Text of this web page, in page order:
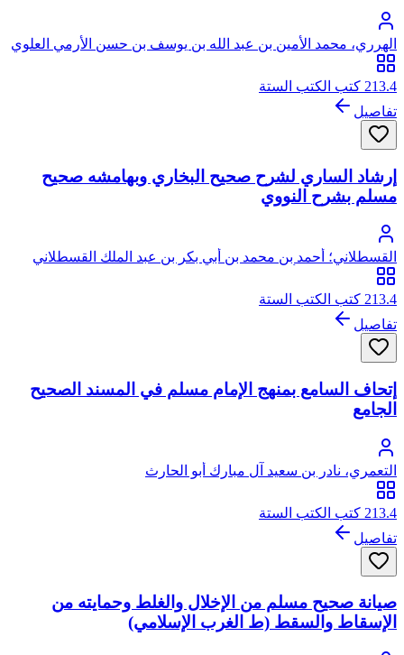
الهرري، محمد الأمين بن عبد الله بن يوسف بن حسن الأرمي العلوي
الأثيوبي الكري البويطي
213.4 كتب الكتب الستة
تفاصيل
إرشاد الساري لشرح صحيح البخاري وبهامشه صحيح
مسلم بشرح النووي
القسطلاني؛ أحمد بن محمد بن أبي بكر بن عبد الملك القسطلاني
القتيبي المصري، أبو العباس، شهاب الدين
213.4 كتب الكتب الستة
تفاصيل
إتحاف السامع بمنهج الإمام مسلم في المسند الصحيح
الجامع
التعمري، نادر بن سعيد آل مبارك أبو الحارث
213.4 كتب الكتب الستة
تفاصيل
صيانة صحيح مسلم من الإخلال والغلط وحمايته من
الإسقاط والسقط (ط الغرب الإسلامي)